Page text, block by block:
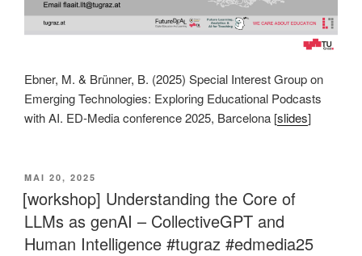
Ebner, M. & Brünner, B. (2025) Special Interest Group on
Emerging Technologies: Exploring Educational Podcasts
with AI. ED-Media conference 2025, Barcelona [slides]
VERÖFFENTLICHT
AM
MAI 20, 2025
[workshop] Understanding the Core of
LLMs as genAI – CollectiveGPT and
Human Intelligence #tugraz #edmedia25